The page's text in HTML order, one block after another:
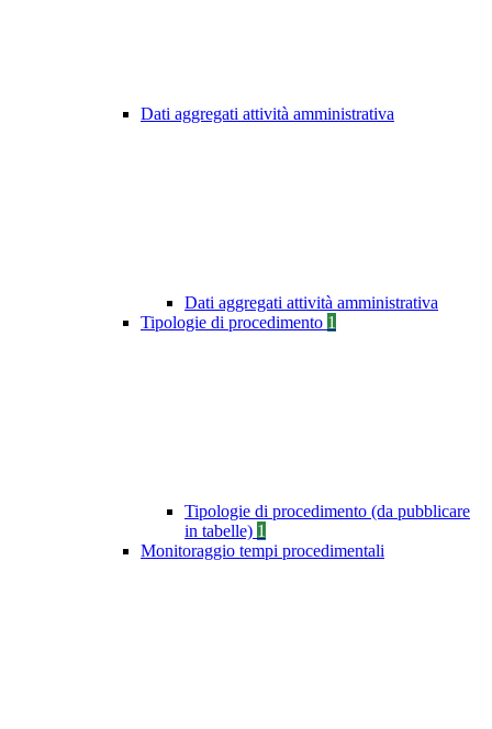
Dati aggregati attività amministrativa
Dati aggregati attività amministrativa
Tipologie di procedimento 1
Tipologie di procedimento (da pubblicare
in tabelle) 1
Monitoraggio tempi procedimentali